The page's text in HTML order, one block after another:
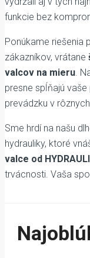
funkcie bez
Ponúkame riešenia
zákazníkov, vrátane
valcov na mieru.
presne spĺňajú
prevádzku v
Sme hrdí na našu
hydrauliky, ktoré
valce od
trvácnosti. Vaša